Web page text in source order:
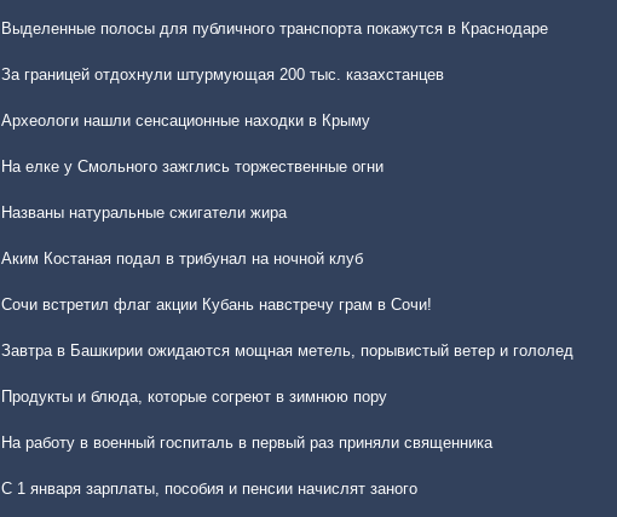
Выделенные полосы для публичного транспорта покажутся в Краснодаре
За границей отдохнули штурмующая 200 тыс. казахстанцев
Археологи нашли сенсационные находки в Крыму
На елке у Смольного зажглись торжественные огни
Названы натуральные сжигатели жира
Аким Костаная подал в трибунал на ночной клуб
Сочи встретил флаг акции Кубань навстречу грам в Сочи!
Завтра в Башкирии ожидаются мощная метель, порывистый ветер и гололед
Продукты и блюда, которые согреют в зимнюю пору
На работу в военный госпиталь в первый раз приняли священника
С 1 января зарплаты, пособия и пенсии начислят заного